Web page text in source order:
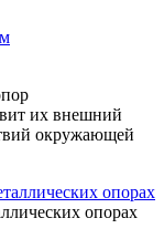
их внешний
окружающей
опорах